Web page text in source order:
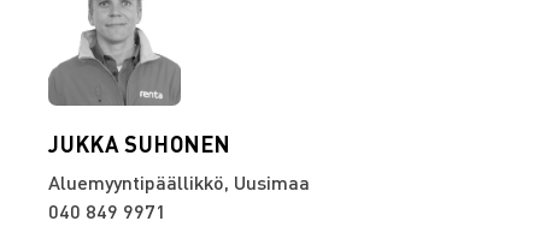
JUKKA SUHONEN
Aluemyyntipäällikkö, Uusimaa
040 849 9971